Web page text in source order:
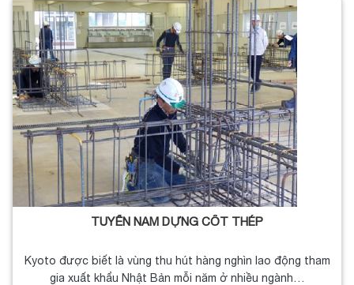
TUYỂN NAM DỰNG CỐT THÉP
Kyoto được biết là vùng thu hút hàng nghìn lao động tham
gia xuất khẩu Nhật Bản mỗi năm ở nhiều ngành…